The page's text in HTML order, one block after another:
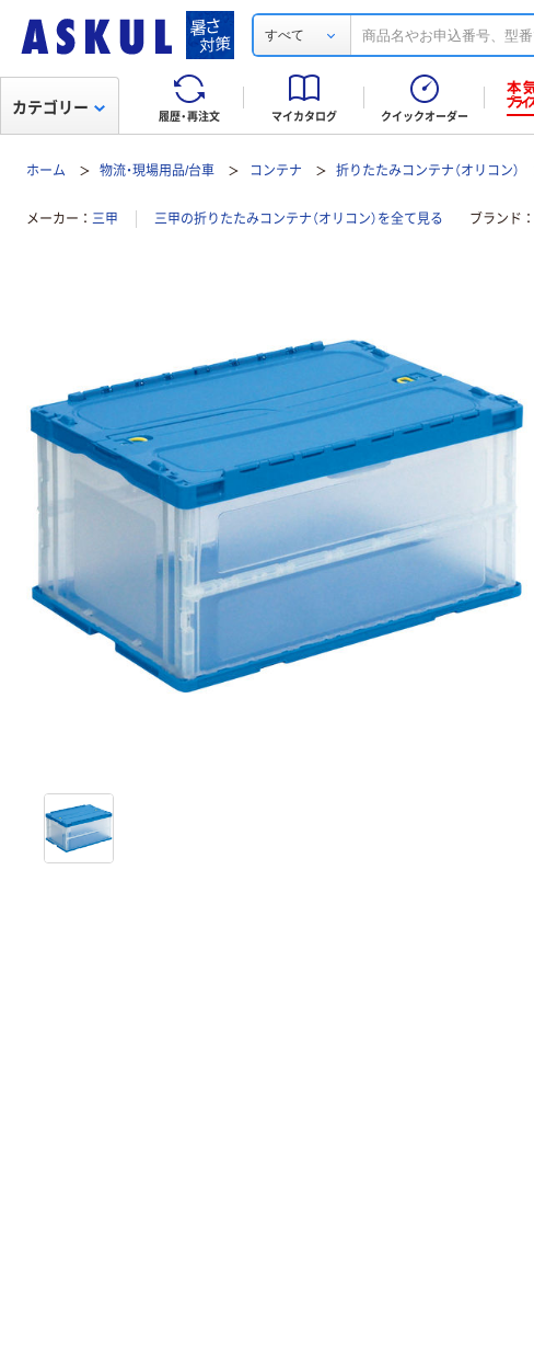
すべて
履歴・再注文 マイカタログ クイックオーダー
カテゴリー
ホーム 物流・現場用品/台車 コンテナ 折りたたみコンテナ（オリコン）
メーカー 三甲 三甲の折りたたみコンテナ（オリコン）を全て見る ブランド